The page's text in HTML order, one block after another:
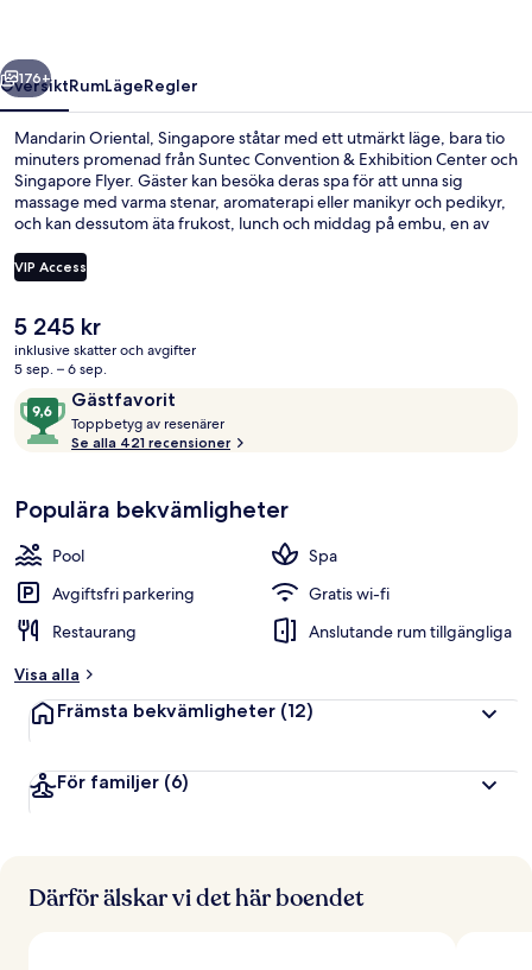
Nästa
176+
ÖversiktRumLägeRegler
Mandarin Oriental, Singapore ståtar med ett utmärkt läge, bara tio
minuters promenad från Suntec Convention & Exhibition Center och
Singapore Flyer. Gäster kan besöka deras spa för att unna sig
massage med varma stenar, aromaterapi eller manikyr och pedikyr,
och kan dessutom äta frukost, lunch och middag på embu, en av
gastronomi. Detta hotell i lyxstil erbjuder även gäster tillgång till 2
barer/lounger, en utomhuspool och en bar vid poolen. Andra
Kollektivtrafik finns i närheten. Till Promena Station tar det 7 minuter
att gå och till Esplanade Station är det 8 minuter.
VIP Access
Det
nuvarande
priset
5 245 kr
5 245 kr
inklusive skatter och avgifter
5 sep. – 6 sep.
RecensionerGästfavorit
9,6
av
10,
Toppbetyg av resenärer
o
b
r
e
Se alla 421 recensioner
Populära bekvämligheter
Pool
Spa
Avgiftsfri parkering
Gratis wi-fi
Restaurang
Anslutande rum tillgängliga
Visa alla
Främsta bekvämligheter (12)
För familjer (6)
Därför älskar vi det här boendet